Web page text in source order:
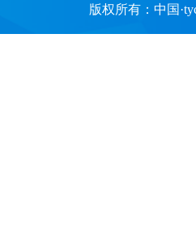
版权所有：中国